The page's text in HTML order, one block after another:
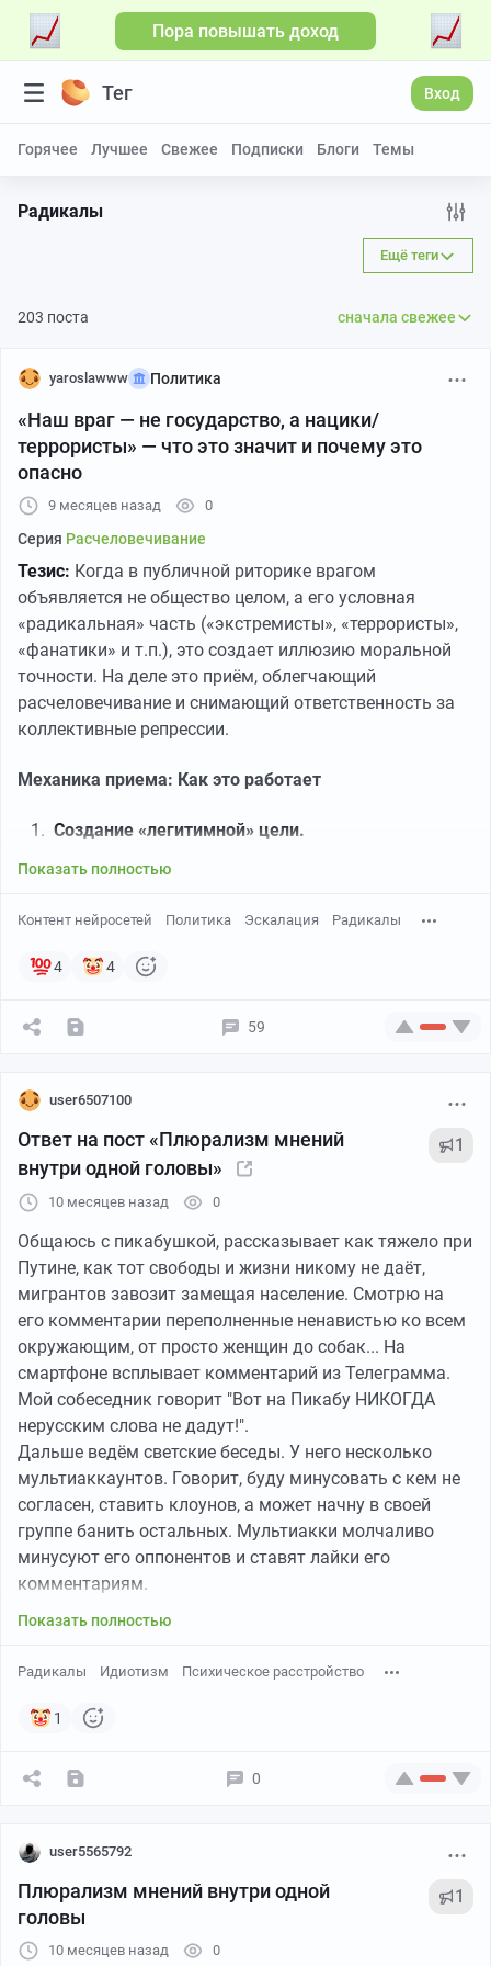
Пора повышать доход
Тег Вход
Горячее Лучшее Свежее Подписки Блоги Темы
Радикалы
Ещё теги
203 поста сначала свежее
yaroslawww Политика
«Наш враг — не государство, а нацики/
террористы» — что это значит и почему это
опасно
9 месяцев назад 0
Серия Расчеловечивание
Тезис: Когда в публичной риторике врагом
объявляется не общество целом, а его условная
«радикальная» часть («экстремисты», «террористы»,
«фанатики» и т.п.), это создает иллюзию моральной
точности. На деле это приём, облегчающий
расчеловечивание и снимающий ответственность за
коллективные репрессии.
Механика приема: Как это работает
Создание «легитимной» цели.
живых людей в абстрактный политический объект, с
которым «можно и нужно бороться».
Моральная сегрегация.
спектр негативных свойств на целую группу. Это
последствиях, создавая чёткое разделение на «нас»
вывести за рамки моральной общности и лишить
защиты этических норм.
Снижение эмпатии и повышение приемлемости
насилия.
Когда цель определена как воплощение зла, любое
средство против неё кажется оправданным.
Возникает типовая логика: «Они сами этого хотели»
/ «Они этого заслужили», что напрямую ведёт к
эскалации жестокости.
Уклон от политической ответственности.
Властям и обществу проще заявить: «Мы боремся не
с народом, а с маргиналами», — легитимируя таким
образом масштабные интервенции, цензуру,
преследования и другие силовые действия,
направленные против широких групп.
Политическая мобилизация.
Простой и эмоционально заряженный враждебный
любых критиков, записывая их в «пособники врага».
Отличие от конструктивного анализа угроз
Ключевое отличие — в проводимых границах и
процедурах. Конструктивный анализ радикальных
доказанные деяния).
Правовые процедуры
расследование).
Показать полностью
Контент нейросетей Политика Эскалация Радикалы
4 4
59
user6507100
Ответ на пост «Плюрализм мнений
внутри одной головы»
1
10 месяцев назад 0
Общаюсь с пикабушкой, рассказывает как тяжело при
Путине, как тот свободы и жизни никому не даёт,
мигрантов завозит замещая население. Смотрю на
его комментарии переполненные ненавистью ко всем
окружающим, от просто женщин до собак... На
смартфоне всплывает комментарий из Телеграмма.
Мой собеседник говорит "Вот на Пикабу НИКОГДА
нерусским слова не дадут!".
Дальше ведём светские беседы. У него несколько
мультиаккаунтов. Говорит, буду минусовать с кем не
согласен, ставить клоунов, а может начну в своей
группе банить остальных. Мультиакки молчаливо
минусуют его оппонентов и ставят лайки его
комментариям.
Показать полностью
Радикалы Идиотизм Психическое расстройство
1
0
user5565792
Плюрализм мнений внутри одной
головы
1
10 месяцев назад 0